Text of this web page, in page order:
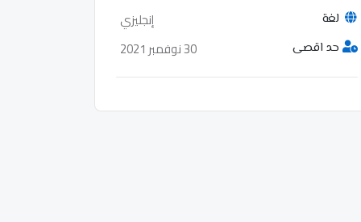
لغة إنجليزي
حد اقصى 30 نوفمبر 2021